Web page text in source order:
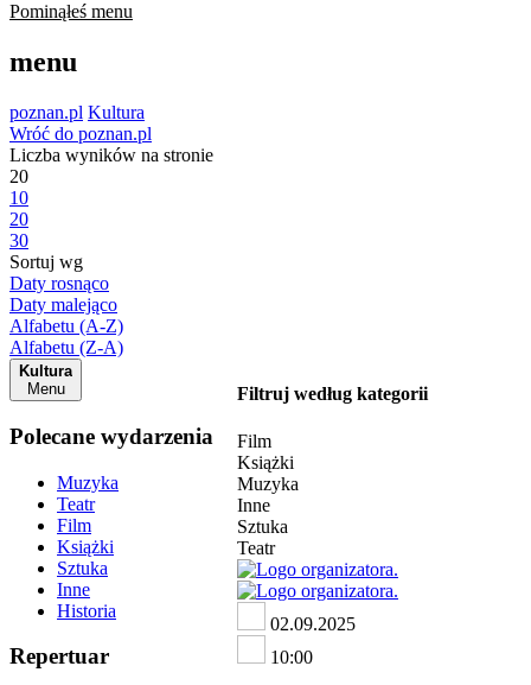
Pominąłeś menu
menu
poznan.pl Kultura
Wróć do poznan.pl
Liczba wyników na stronie
20
10
20
30
Sortuj wg
Daty rosnąco
Daty malejąco
Alfabetu (A-Z)
Alfabetu (Z-A)
Kultura
Menu
Polecane wydarzenia
Muzyka
Teatr
Film
Książki
Sztuka
Inne
Historia
Repertuar
Filtruj według kategorii
Film
Książki
Muzyka
Inne
Sztuka
Teatr
02.09.2025
10:00